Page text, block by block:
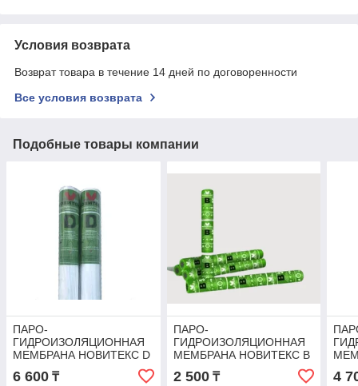
Условия возврата
Возврат товара в течение 14 дней по договоренности
Все условия возврата
Подобные товары компании
ПАРО-
ГИДРОИЗОЛЯЦИОННАЯ
МЕМБРАНА НОВИТЕКС D
6 600 ₸
ПАРО-
ГИДРОИЗОЛЯЦИОННАЯ
МЕМБРАНА НОВИТЕКС В
2 500₸ 4